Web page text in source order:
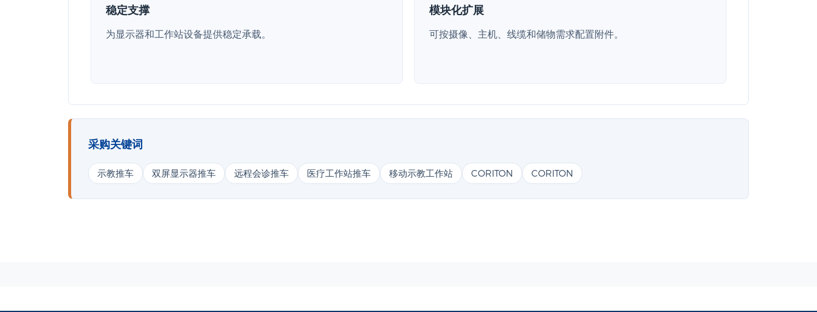
稳定支撑
为显示器和工作站设备提供稳定承载。
模块化扩展
可按摄像、主机、线缆和储物需求配置附件。
采购关键词
示教推车 双屏显示器推车 远程会诊推车 医疗工作站推车 移动示教工作站 CORITON CORITON